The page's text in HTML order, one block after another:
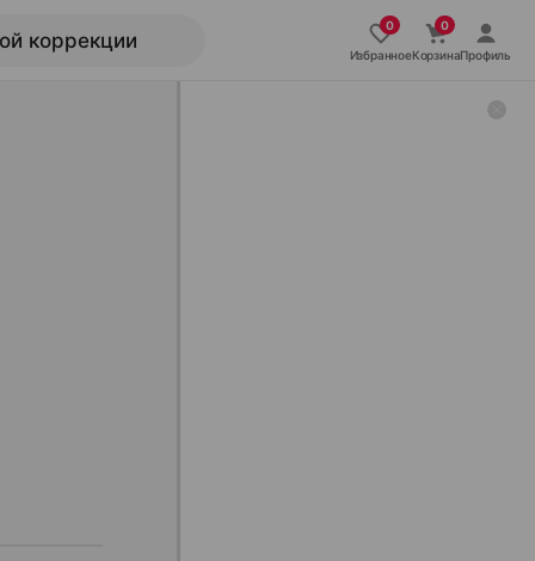
ИзбранноеКорзинаПрофиль